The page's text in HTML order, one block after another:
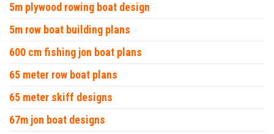
5m plywood rowing boat design
5m row boat building plans
600 cm fishing jon boat plans
65 meter row boat plans
65 meter skiff designs
67m jon boat designs